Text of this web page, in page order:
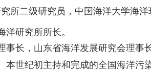
所二级研究员，中国海洋大学海洋
研究所所长。
长，山东省海洋发展研究会理事
世纪初主持和完成的全国海洋污